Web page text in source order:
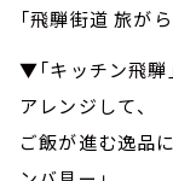
「飛騨街道 旅がら
▼「キッチン飛騨
アレンジして、
ご飯が進む逸品